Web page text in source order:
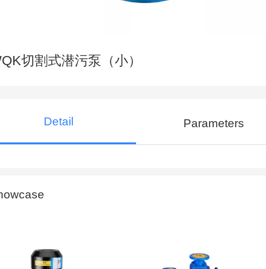
切割式潜污泵（小）
Detail Parameters